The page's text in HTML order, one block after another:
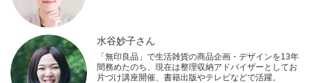
水谷妙子さん
「無印良品」で生活雑貨の商品企画・デザインを13年
間務めたのち、現在は整理収納アドバイザーとしてお
片づけ講座開催、書籍出版やテレビなどで活躍。